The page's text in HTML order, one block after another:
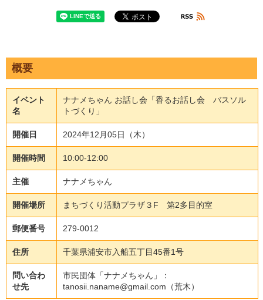
概要
イベント
名
ナナメちゃん お話し会「香るお話し会 バスソル
トづくり」
開催日 2024年12月05日（木）
開催時間 10:00-12:00
主催 ナナメちゃん
開催場所 まちづくり活動プラザ３F 第2多目的室
郵便番号 279-0012
住所 千葉県浦安市入船五丁目45番1号
問い合わ
せ先
市民団体「ナナメちゃん」：
tanosii.naname@gmail.com（荒木）